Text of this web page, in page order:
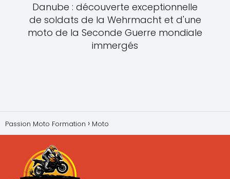
Danube : découverte exceptionnelle
de soldats de la Wehrmacht et d'une
moto de la Seconde Guerre mondiale
immergés
Passion Moto Formation Moto